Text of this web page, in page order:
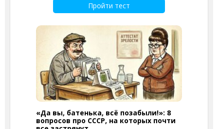
Пройти тест
«Да вы, батенька, всё позабыли!»: 8
вопросов про СССР, на которых почти